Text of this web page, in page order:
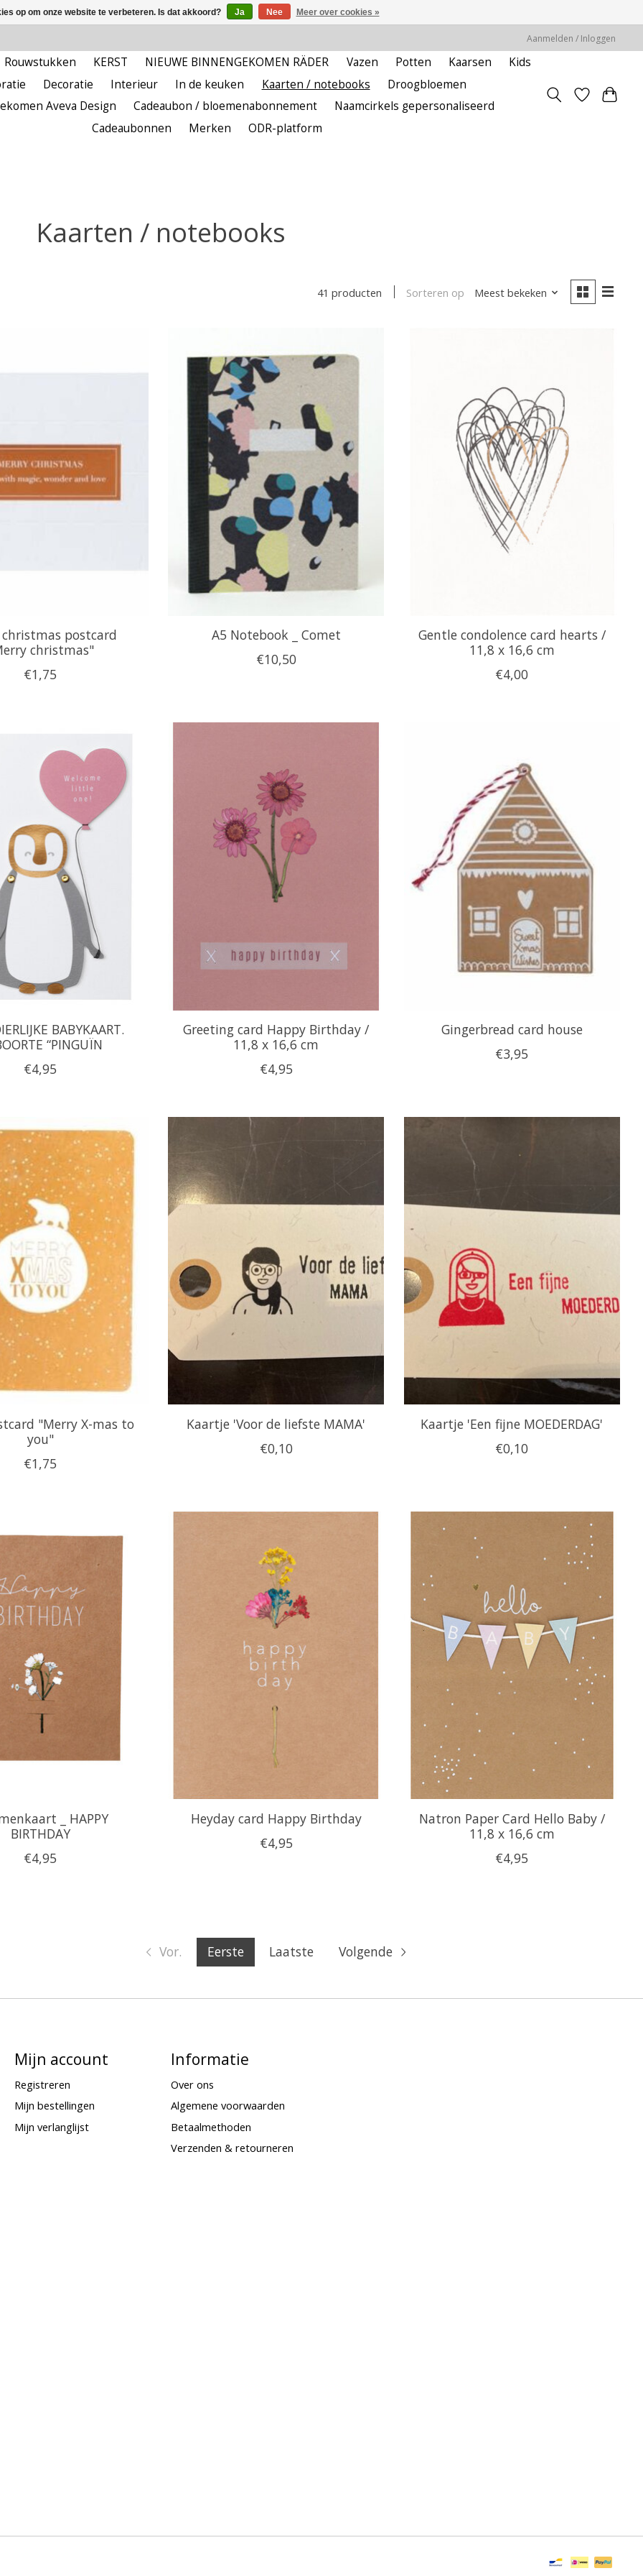
Aanmelden / Inloggen
Rouwstukken KERST NIEUWE BINNENGEKOMEN RÄDER Vazen Potten Kaarsen
Kids
Decoratie Interieur In de keuken Kaarten / notebooks
Droogbloemen
Aveva Design
Cadeaubon / bloemenabonnement
Naamcirkels gepersonaliseerd
Cadeaubonnen
Merken ODR-platform
Kaarten / notebooks
41 producten Sorteren op Meest bekeken
postcard
christmas"
€1,75
A5 Notebook _ Comet
€10,50
Gentle condolence card hearts /
11,8 x 16,6 cm
€4,00
BABYKAART.
“PINGUÏN
€4,95
Greeting card Happy Birthday /
11,8 x 16,6 cm
€4,95
Gingerbread card house
€3,95
"Merry X-mas to
you"
€1,75
Kaartje 'Voor de liefste MAMA'
€0,10
Kaartje 'Een fijne MOEDERDAG'
€0,10
_ HAPPY
BIRTHDAY
€4,95
Heyday card Happy Birthday
€4,95
Natron Paper Card Hello Baby /
11,8 x 16,6 cm
€4,95
Vor. Eerste Laatste Volgende
Mijn account
Registreren
Mijn bestellingen
Mijn verlanglijst
Informatie
Over ons
Algemene voorwaarden
Betaalmethoden
Verzenden & retourneren
op om onze website te verbeteren. Is dat akkoord? Ja Nee Meer over cookies »